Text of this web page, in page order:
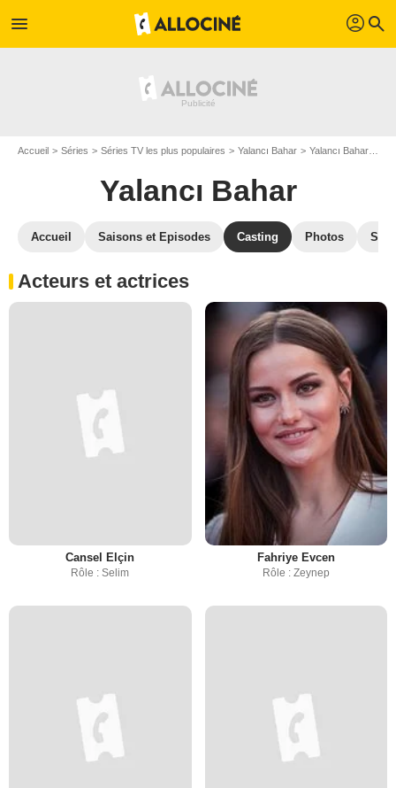
menu profil search
Accueil Séries Séries TV les plus populaires Yalancı Bahar Yalancı Bahar S01
Yalancı Bahar
Accueil Saisons et Episodes Casting Photos
Acteurs et actrices
Cansel Elçin
Rôle : Selim
Fahriye Evcen
Rôle : Zeynep